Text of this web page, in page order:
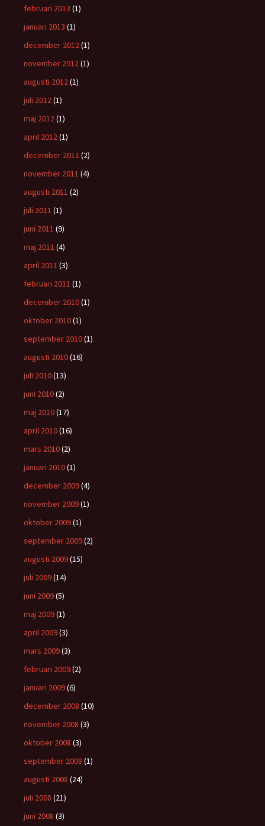
februari 2013 (1)
januari 2013 (1)
december 2012(1)
november 2012(1)
augusti 2012(1)
juli 2012(1)
maj 2012(1)
april 2012(1)
december 2011 (2)
november 2011 (4)
augusti 2011 (2)
juli 2011 (1)
juni 2011 (9)
maj 2011 (4)
april 2011 (3)
februari 2011 (1)
december 2010(1)
oktober 2010(1)
september 2010(1)
augusti 2010(16)
juli 2010(13)
juni 2010(2)
maj 2010(17)
april 2010(16)
mars 2010(2)
januari 2010(1)
december 2009(4)
november 2009(1)
oktober 2009(1)
september 2009(2)
augusti 2009(15)
juli 2009(14)
juni 2009(5)
maj 2009(1)
april 2009(3)
mars 2009(3)
februari 2009(2)
januari 2009(6)
december 2008 (10)
november 2008 (3)
oktober 2008 (3)
september 2008 (1)
augusti 2008 (24)
juli 2008 (21)
juni 2008 (3)